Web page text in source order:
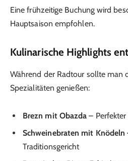
Eine frühzeitige Buchung wird
Hauptsaison empfohlen.
Kulinarische Highlights
Während der Radtour sollte man
Spezialitäten genießen:
Brezn mit Obazda –
Schweinebraten mit Knödeln
Traditionsgericht